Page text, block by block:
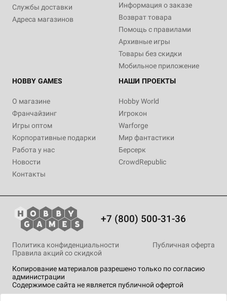
Службы доставки
Адреса магазинов
Информация о заказе
Возврат товара
Помощь с правилами
Архивные игры
Товары без скидки
Мобильное приложение
HOBBY GAMES
О магазине
Франчайзинг
Игры оптом
Корпоративные подарки
Работа у нас
Новости
Контакты
НАШИ ПРОЕКТЫ
Hobby World
Игрокон
Warforge
Мир фантастики
Берсерк
CrowdRepublic
+7 (800) 500-31-36
Копирование материалов разрешено только по согласию
администрации
Содержимое сайта не является публичной офертой
Политика конфиденциальности
Публичная оферта
Правила акций со скидкой